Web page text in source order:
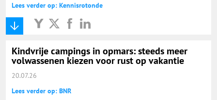
Lees verder op: Kennisrotonde
Kindvrije campings in opmars: steeds meer
volwassenen kiezen voor rust op vakantie
20.07.26
Lees verder op: BNR